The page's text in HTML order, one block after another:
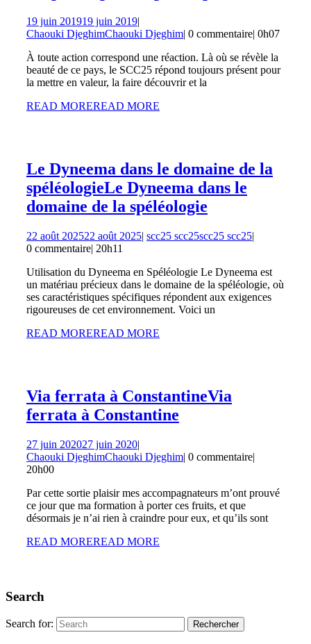
19 juin 201919 juin 2019|
Chaouki DjeghimChaouki Djeghim| 0 commentaire| 0h07
À toute action correspond une réaction. Là où se révèle la
beauté de ce pays, le SCC25 répond toujours présent pour
la mettre en valeur, la faire découvrir et la
READ MOREREAD MORE
Le Dyneema dans le domaine de la
spéléologieLe Dyneema dans le
domaine de la spéléologie
22 août 202522 août 2025| scc25 scc25scc25 scc25|
0 commentaire| 20h11
Utilisation du Dyneema en Spéléologie Le Dyneema est
un matériau précieux dans le domaine de la spéléologie, où
ses caractéristiques spécifiques répondent aux exigences
rigoureuses de cet environnement. Voici un
READ MOREREAD MORE
Via ferrata à ConstantineVia
ferrata à Constantine
27 juin 202027 juin 2020|
Chaouki DjeghimChaouki Djeghim| 0 commentaire|
20h00
Par cette sortie plaisir mes accompagnateurs m’ont prouvé
ce jour que ma formation à porter ces fruits, et que
désormais je n’ai rien à craindre pour eux, et qu’ils sont
READ MOREREAD MORE
Search
Search for: